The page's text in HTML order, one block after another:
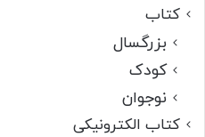
کتاب
بزرگسال
کودک
نوجوان
کتاب الکترونیکی